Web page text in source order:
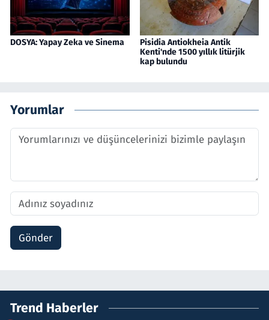
DOSYA: Yapay Zeka ve Sinema
Pisidia Antiokheia Antik
Kenti'nde 1500 yıllık litürjik
kap bulundu
Yorumlar
Gönder
Trend Haberler